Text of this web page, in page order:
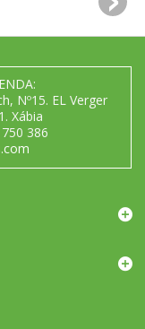
Nº15. EL Verger
Xábia
386